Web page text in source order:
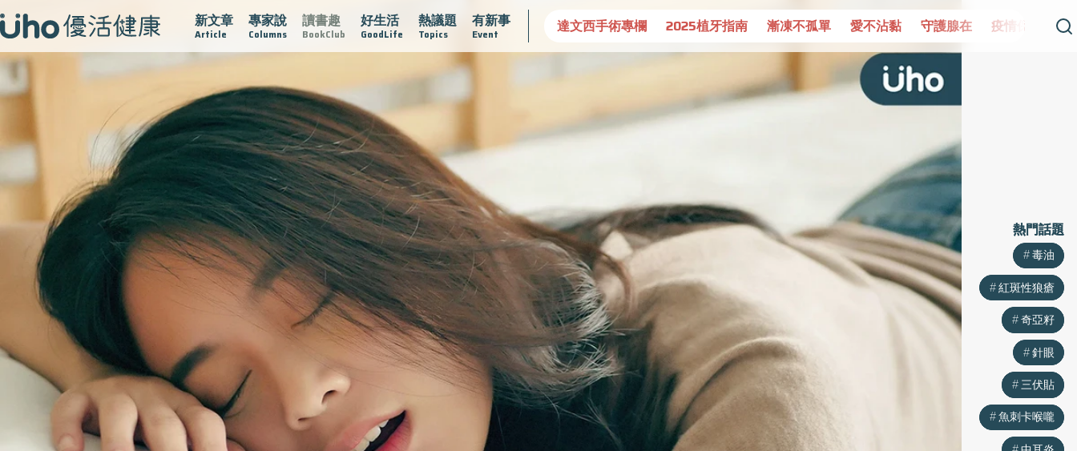
新文章
Article
專家說
Columns
讀書趣
BookClub
好生活
GoodLife
熱議題
Topics
有新事
Event
疫情保衛戰 再生醫學 愛的未來視 認識攝護腺肥大 守護骨骼健康 達文西手術專欄 2025植牙指南 漸凍不孤單 愛不沾黏 守護腺在 疫情保衛戰 再生醫學 愛的
熱門話題
毒油
紅斑性狼瘡
奇亞籽
針眼
三伏貼
魚刺卡喉嚨
熱門話題
毒油
紅斑性狼瘡
奇亞籽
針眼
三伏貼
魚刺卡喉嚨